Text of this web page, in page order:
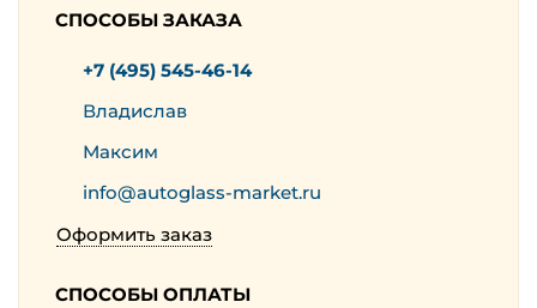
СПОСОБЫ ЗАКАЗА
+7 (495) 545-46-14
Владислав
Максим
info@autoglass-market.ru
Оформить заказ
СПОСОБЫ ОПЛАТЫ